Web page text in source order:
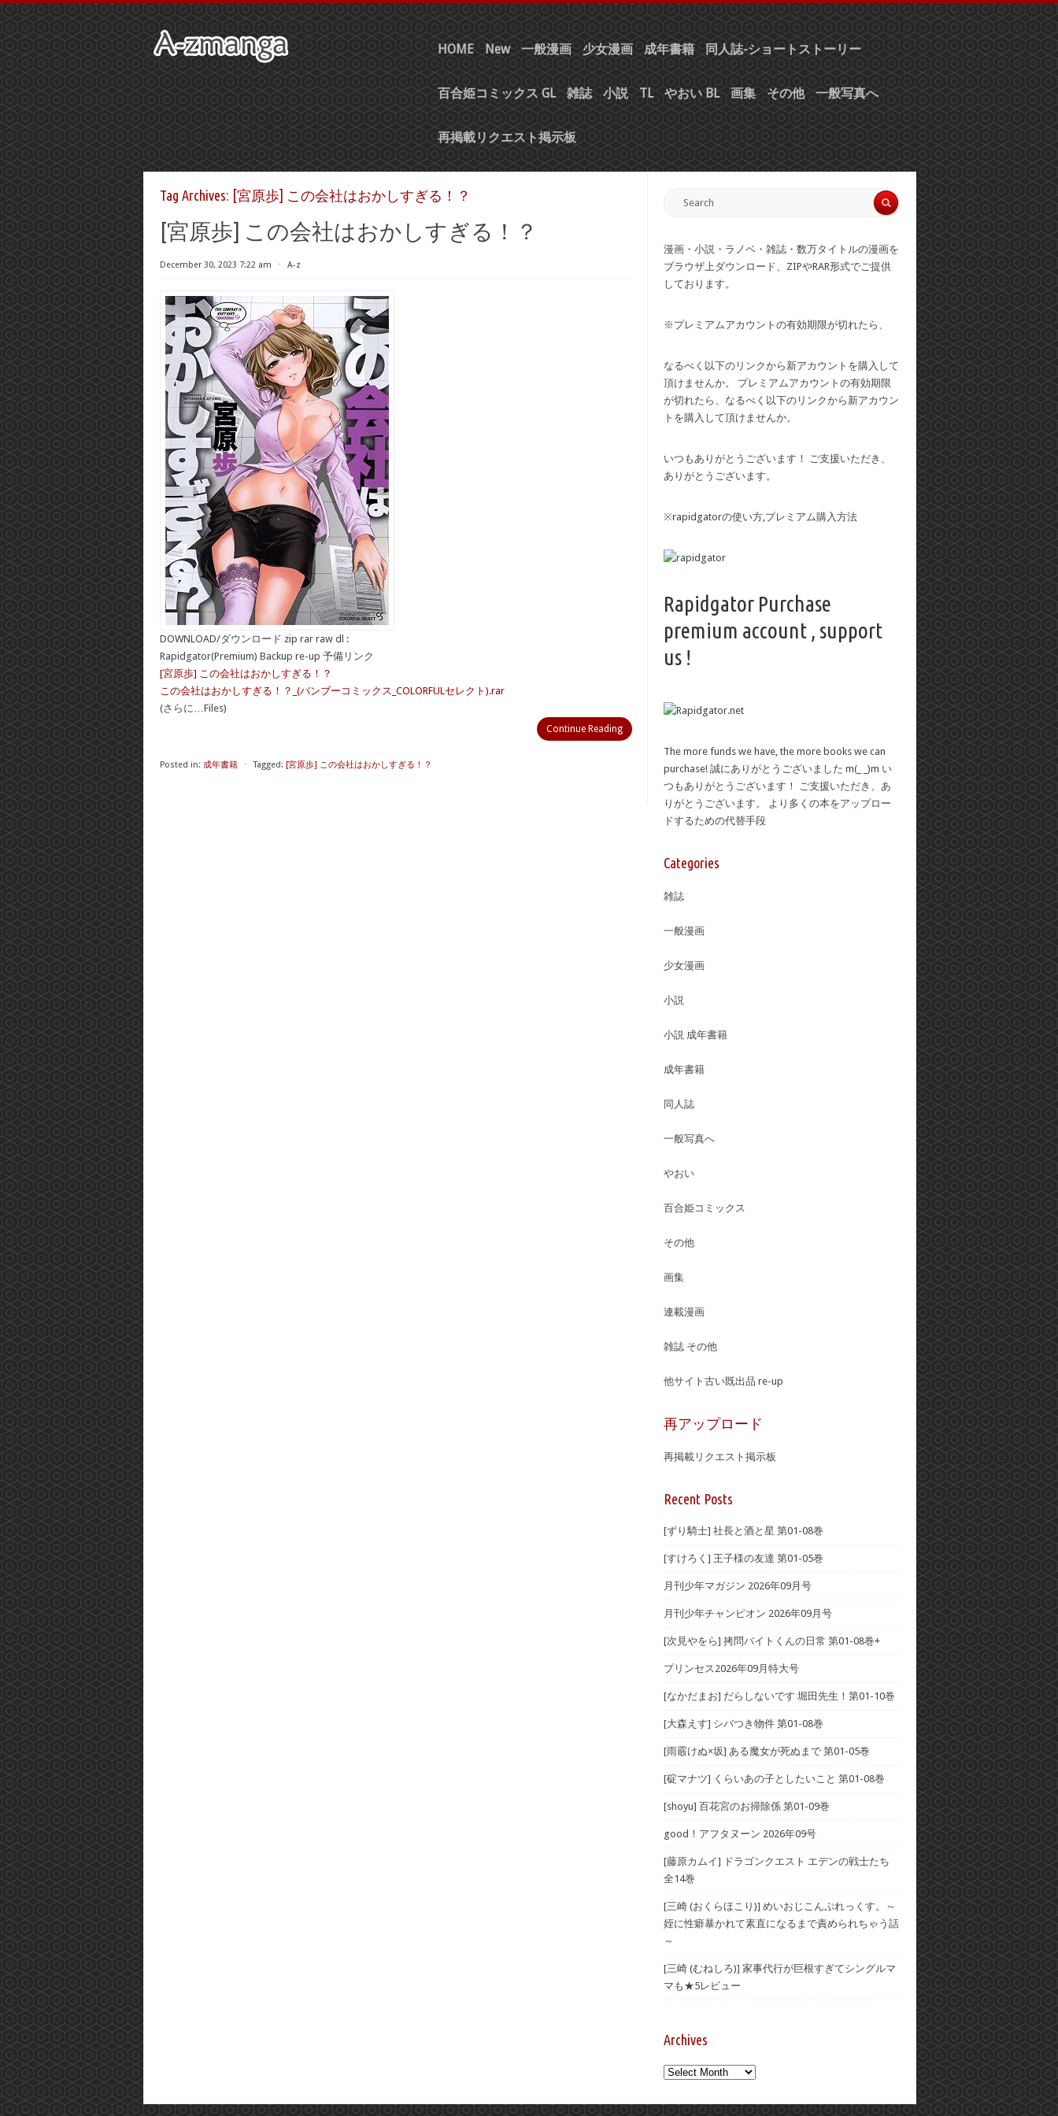
HOME New 一般漫画 少女漫画 成年書籍 同人誌-ショートストーリー
百合姫コミックス GL 雑誌 小説 TL やおい BL 画集 その他 一般写真へ
再掲載リクエスト掲示板
Tag Archives: [宮原歩] この会社はおかしすぎる！？
[宮原歩] この会社はおかしすぎる！？
December 30, 2023 7:22 am ⋅ A-z
DOWNLOAD/ダウンロード zip rar raw dl :
Rapidgator(Premium) Backup re-up 予備リンク
[宮原歩] この会社はおかしすぎる！？
この会社はおかしすぎる！？_(バンブーコミックス_COLORFULセレクト).rar
(さらに…Files)
Continue Reading
Posted in: 成年書籍 ⋅ Tagged: [宮原歩] この会社はおかしすぎる！？
漫画・小説・ラノベ・雑誌・数万タイトルの漫画を
ブラウザ上ダウンロード、ZIPやRAR形式でご提供
しております。
※プレミアムアカウントの有効期限が切れたら、
なるべく以下のリンクから新アカウントを購入して
頂けませんか。 プレミアムアカウントの有効期限
が切れたら、なるべく以下のリンクから新アカウン
トを購入して頂けませんか。
いつもありがとうございます！ ご支援いただき、
ありがとうございます。
※rapidgatorの使い方,プレミアム購入方法
Rapidgator Purchase
premium account , support
us !
The more funds we have, the more books we can
purchase! 誠にありがとうございました m(_ _)m い
つもありがとうございます！ ご支援いただき、あ
りがとうございます。 より多くの本をアップロー
ドするための代替手段
Categories
雑誌
一般漫画
少女漫画
小説
小説 成年書籍
成年書籍
同人誌
一般写真へ
やおい
百合姫コミックス
その他
画集
連載漫画
雑誌 その他
他サイト古い既出品 re-up
再アップロード
再掲載リクエスト掲示板
Recent Posts
[ずり騎士] 社長と酒と星 第01-08巻
[すけろく] 王子様の友達 第01-05巻
月刊少年マガジン 2026年09月号
月刊少年チャンピオン 2026年09月号
[次見やをら] 拷問バイトくんの日常 第01-08巻+
プリンセス2026年09月特大号
[なかだまお] だらしないです 堀田先生！第01-10巻
[大森えす] シバつき物件 第01-08巻
[雨霰けぬ×坂] ある魔女が死ぬまで 第01-05巻
[碇マナツ] くらいあの子としたいこと 第01-08巻
[shoyu] 百花宮のお掃除係 第01-09巻
good！アフタヌーン 2026年09号
[藤原カムイ] ドラゴンクエスト エデンの戦士たち
全14巻
[三崎 (おくらほこり)] めいおじこんぷれっくす。～
姪に性癖暴かれて素直になるまで責められちゃう話
～
[三崎 (むねしろ)] 家事代行が巨根すぎてシングルマ
マも★5レビュー
Archives
Archives